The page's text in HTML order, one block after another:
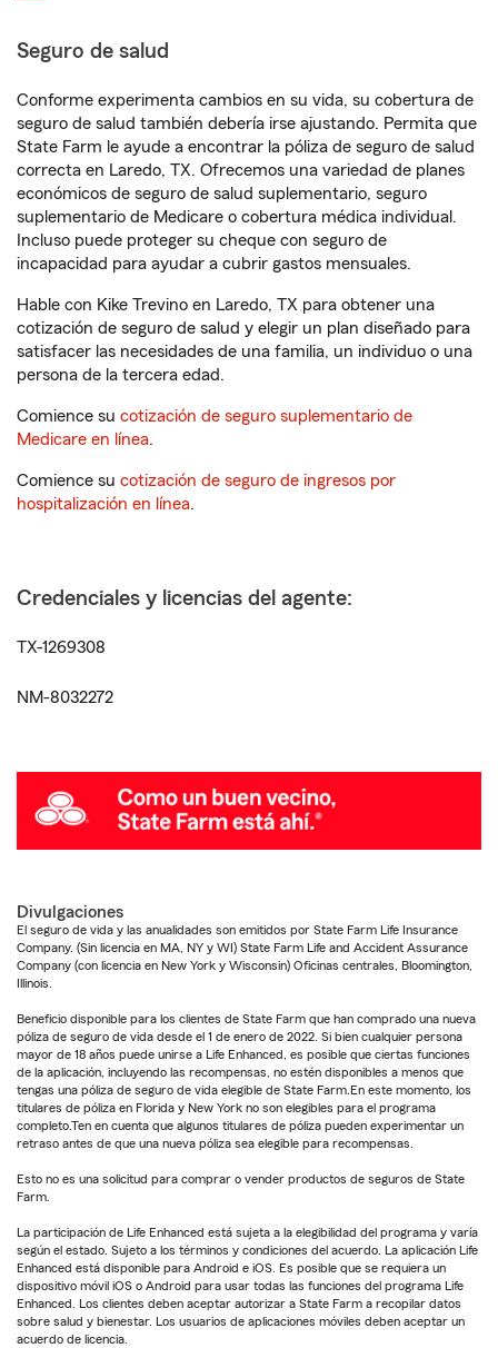
Seguro de salud
Conforme experimenta cambios en su vida, su cobertura de
seguro de salud también debería irse ajustando. Permita que
State Farm le ayude a encontrar la póliza de seguro de salud
correcta en Laredo, TX. Ofrecemos una variedad de planes
económicos de seguro de salud suplementario, seguro
suplementario de Medicare o cobertura médica individual.
Incluso puede proteger su cheque con seguro de
incapacidad para ayudar a cubrir gastos mensuales.
Hable con Kike Trevino en Laredo, TX para obtener una
cotización de seguro de salud y elegir un plan diseñado para
satisfacer las necesidades de una familia, un individuo o una
persona de la tercera edad.
Comience su cotización de seguro suplementario de
Medicare en línea.
Comience su cotización de seguro de ingresos por
hospitalización en línea.
Credenciales y licencias del agente:
TX-1269308
NM-8032272
Divulgaciones
El seguro de vida y las anualidades son emitidos por State Farm Life Insurance
Company. (Sin licencia en MA, NY y WI) State Farm Life and Accident Assurance
Company (con licencia en New York y Wisconsin) Oficinas centrales, Bloomington,
Illinois.
Beneficio disponible para los clientes de State Farm que han comprado una nueva
póliza de seguro de vida desde el 1 de enero de 2022. Si bien cualquier persona
mayor de 18 años puede unirse a Life Enhanced, es posible que ciertas funciones
de la aplicación, incluyendo las recompensas, no estén disponibles a menos que
tengas una póliza de seguro de vida elegible de State Farm.En este momento, los
titulares de póliza en Florida y New York no son elegibles para el programa
completo.Ten en cuenta que algunos titulares de póliza pueden experimentar un
retraso antes de que una nueva póliza sea elegible para recompensas.
Esto no es una solicitud para comprar o vender productos de seguros de State
Farm.
La participación de Life Enhanced está sujeta a la elegibilidad del programa y varía
según el estado. Sujeto a los términos y condiciones del acuerdo. La aplicación Life
Enhanced está disponible para Android e iOS. Es posible que se requiera un
dispositivo móvil iOS o Android para usar todas las funciones del programa Life
Enhanced. Los clientes deben aceptar autorizar a State Farm a recopilar datos
sobre salud y bienestar. Los usuarios de aplicaciones móviles deben aceptar un
acuerdo de licencia.